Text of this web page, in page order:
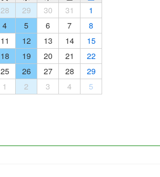
28 29 30 31
1
4 5 6 7
8
11 12 13 14
15
18 19 20 21
22
25 26 27 28
29
1 2 3 4 5